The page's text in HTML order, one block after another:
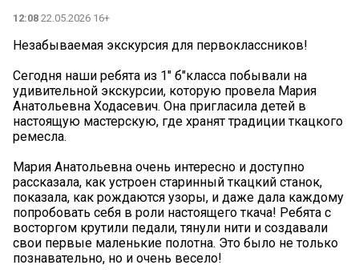
12:08 22.05.2026 16+
Незабываемая экскурсия для первоклассников!
Сегодня наши ребята из 1" б"класса побывали на
удивительной экскурсии, которую провела Мария
Анатольевна Ходасевич. Она пригласила детей в
настоящую мастерскую, где хранят традиции ткацкого
ремесла.
Мария Анатольевна очень интересно и доступно
рассказала, как устроен старинный ткацкий станок,
показала, как рождаются узоры, и даже дала каждому
попробовать себя в роли настоящего ткача! Ребята с
восторгом крутили педали, тянули нити и создавали
свои первые маленькие полотна. Это было не только
познавательно, но и очень весело!